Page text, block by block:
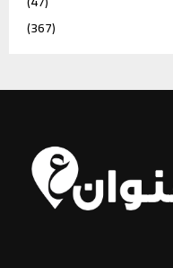
(367)